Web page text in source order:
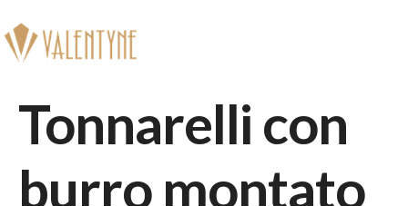
Tonnarelli con
burro montato